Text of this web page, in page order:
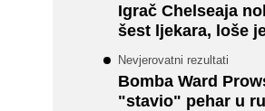
Igrač Chelseaja
šest ljekara, loše
Nevjerovatni rezultati
Bomba Ward
"stavio" pehar u